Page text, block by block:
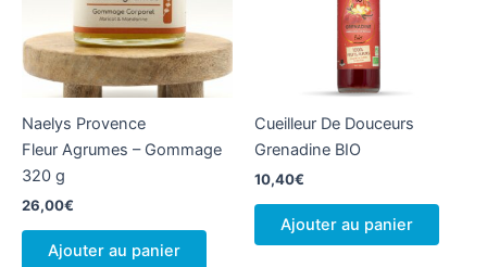
Naelys Provence
Fleur Agrumes – Gommage
320 g
26,00€
Ajouter au panier
Cueilleur De Douceurs
Grenadine BIO
10,40€
Ajouter au panier